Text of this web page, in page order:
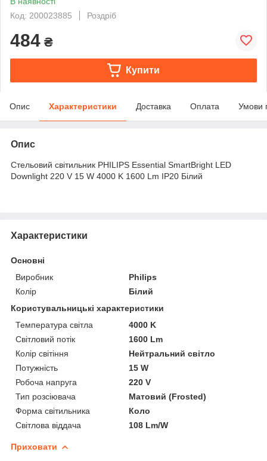
Код: 200023885
Роздріб
484 ₴
Купити
Опис Характеристики Доставка Оплата Умови
Опис
Стельовий світильник PHILIPS Essential SmartBright LED
Downlight 220 V 15 W 4000 K 1600 Lm IP20 Білий
Характеристики
Основні
Виробник
Philips
Колір
Білий
Користувальницькі характеристики
Температура світла
4000 K
Світловий потік
1600 Lm
Колір світіння
Нейтральний світло
Потужність
15 W
Робоча напруга
220 V
Тип розсіювача
Матовий (Frosted)
Форма світильника
Коло
Світлова віддача
108 Lm/W
Приховати